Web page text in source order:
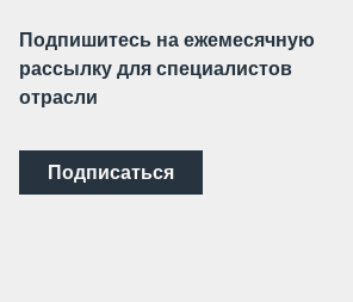
Подпишитесь на ежемесячную
рассылку для специалистов
отрасли
Подписаться